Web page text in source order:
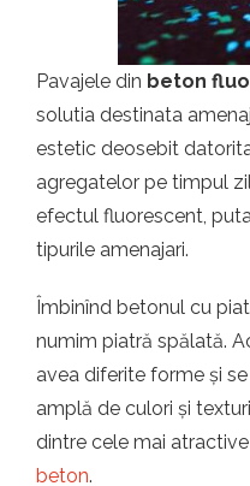
Pavajele din beton
solutia destinata
estetic deosebit
agregatelor pe timpul
efectul fluorescent,
tipurile amenajari.
Îmbinînd betonul cu
numim piatră spălată.
avea diferite forme și
amplă de culori și
dintre cele mai
beton.